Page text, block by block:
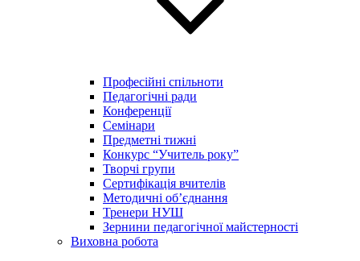
Професійні спільноти
Педагогічні ради
Конференції
Семінари
Предметні тижні
Конкурс “Учитель року”
Творчі групи
Сертифікація вчителів
Методичні об’єднання
Тренери НУШ
Зернини педагогічної майстерності
Виховна робота